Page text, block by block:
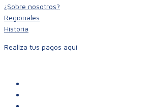
¿Sobre nosotros?
Regionales
Historia
Realiza tus pagos aquí